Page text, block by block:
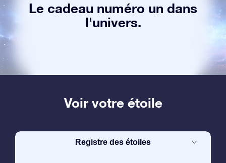
Le cadeau numéro un dans
l'univers.
Voir votre étoile
Registre des étoiles